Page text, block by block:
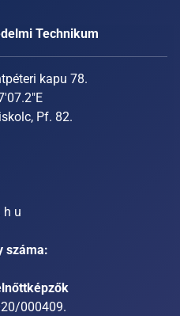
Technikum
kapu 78.
Pf. 82.
h u
száma:
000409.